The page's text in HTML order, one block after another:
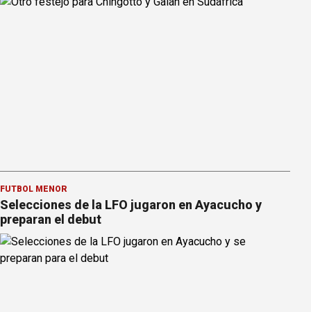
FÚTBOL MENOR
Selecciones de la LFO jugaron en Ayacucho y
preparan el debut